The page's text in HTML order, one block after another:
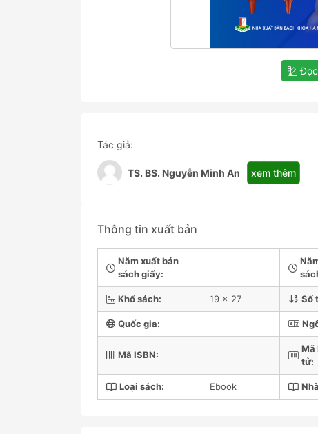
Tác giả:
TS. BS. Nguyễn Minh An xem thêm
Thông tin xuất bản
Năm xuất bản
sách giấy:
Khổ sách: 19 x 27 Số
Quốc gia:
Mã ISBN:
Mã
tử:
Loại sách: Ebook